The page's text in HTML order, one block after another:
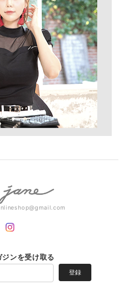
ジンを受け取る
登録